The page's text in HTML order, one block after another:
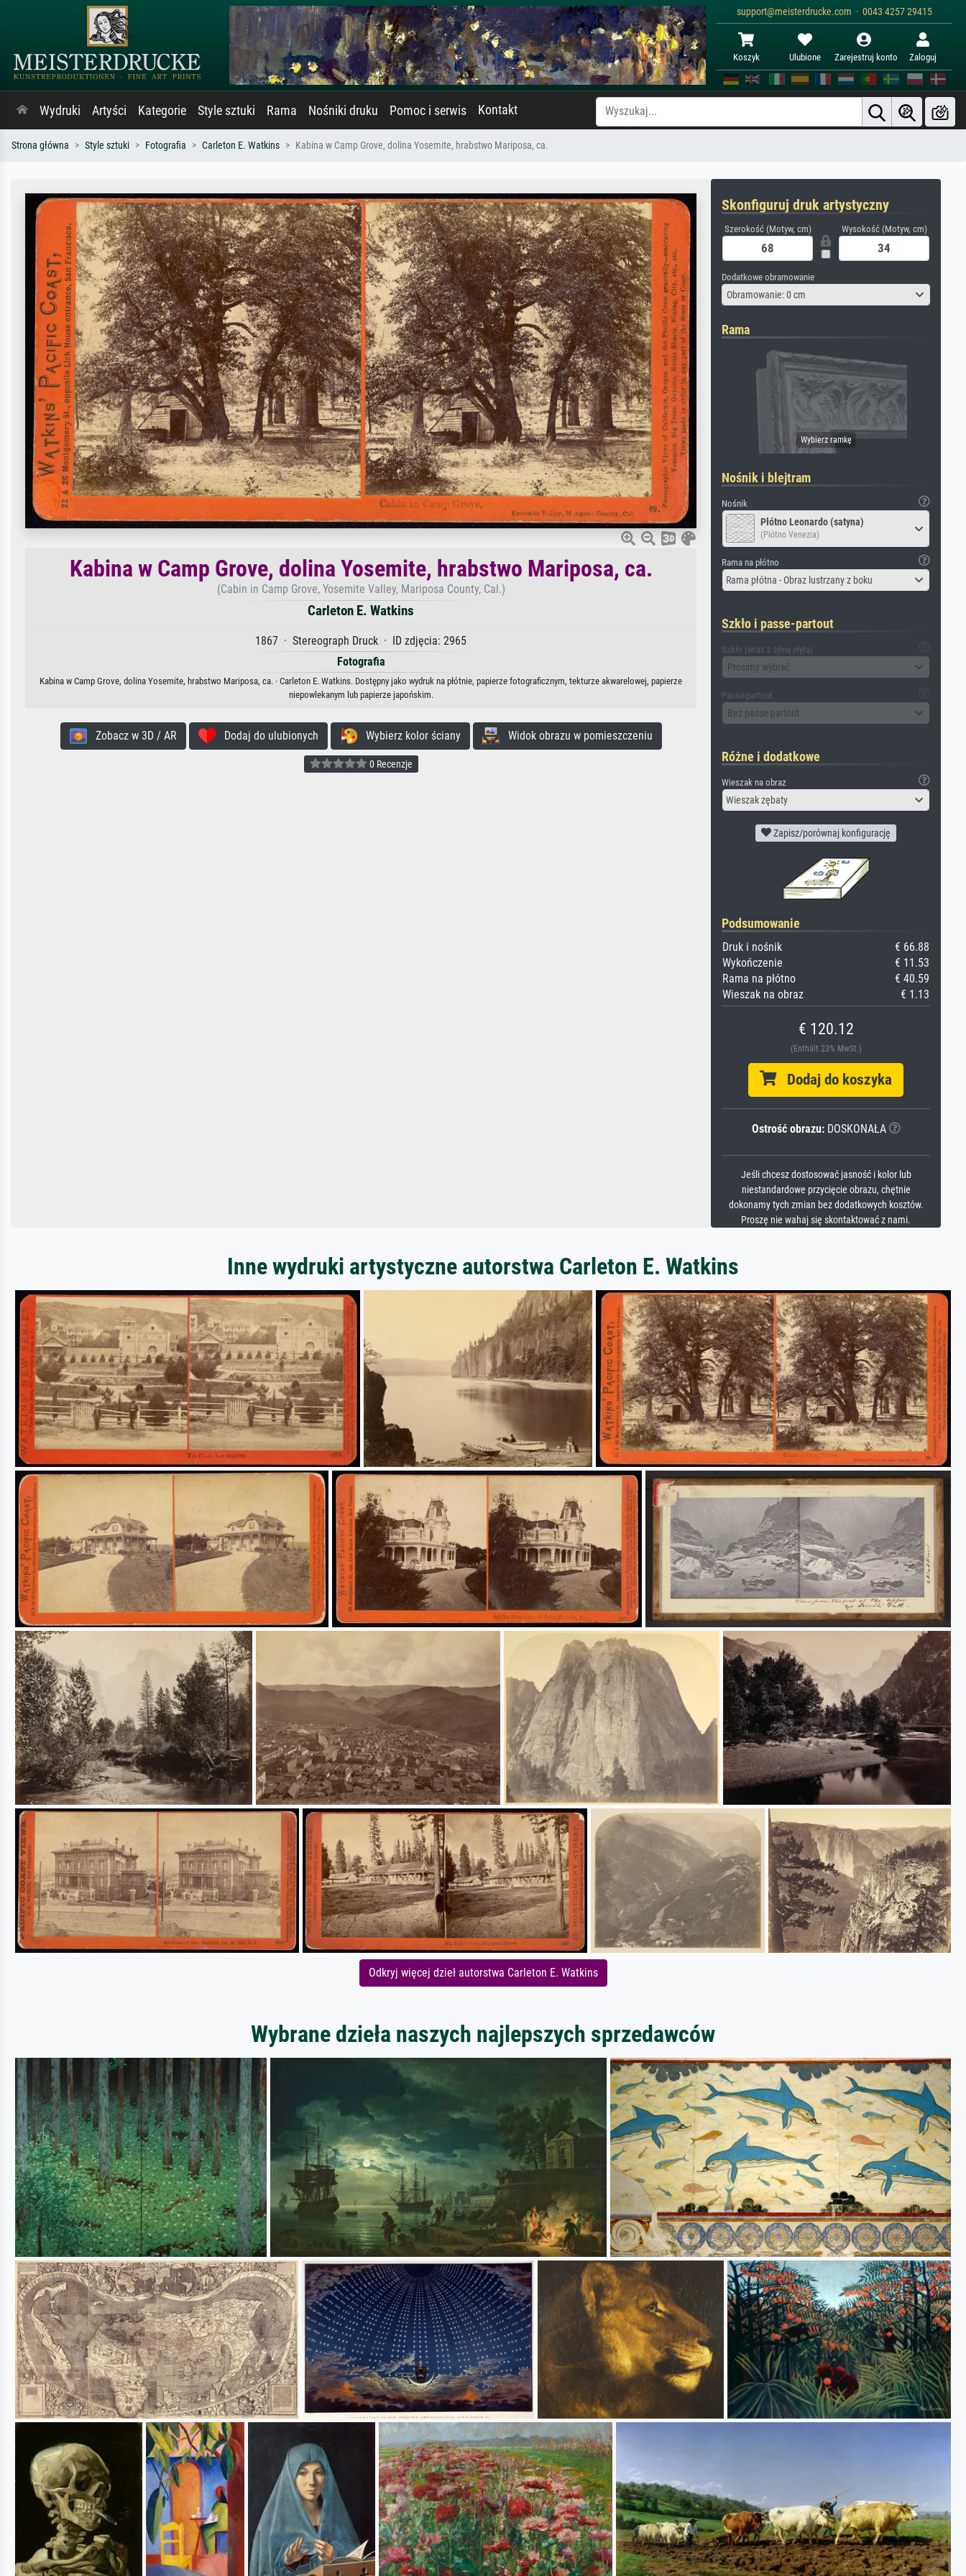
support@meisterdrucke.com · 0043 4257 29415
Koszyk Ulubione Zarejestruj konto Zaloguj
Wydruki Artyści Kategorie Style sztuki Rama Nośniki druku Pomoc i serwis Kontakt
Strona główna Style sztuki Fotografia Carleton E. Watkins Kabina w Camp Grove, dolina Yosemite, hrabstwo Mariposa, ca.
Kabina w Camp Grove, dolina Yosemite, hrabstwo Mariposa, ca.
(Cabin in Camp Grove, Yosemite Valley, Mariposa County, Cal.)
Carleton E. Watkins
1867 · Stereograph Druck · ID zdjęcia: 2965
Fotografia
Kabina w Camp Grove, dolina Yosemite, hrabstwo Mariposa, ca. · Carleton E. Watkins. Dostępny jako wydruk na płótnie, papierze fotograficznym, tekturze akwarelowej, papierze
niepowlekanym lub papierze japońskim.
Zobacz w 3D / AR Dodaj do ulubionych Wybierz kolor ściany Widok obrazu w pomieszczeniu
0 Recenzje
Skonfiguruj druk artystyczny
Szerokość (Motyw, cm) Wysokość (Motyw, cm)
Dodatkowe obramowanie
Obramowanie: 0 cm
Rama
Nośnik i blejtram
Nośnik
Płótno Leonardo (satyna)
(Płótno Venezia)
Rama na płótno
Rama płótna - Obraz lustrzany z boku
Szkło i passe-partout
Szkło (wraz z tylną płytą)
Prosimy wybrać
Passe-partout
Bez passe-partout
Różne i dodatkowe
Wieszak na obraz
Wieszak zębaty
Zapisz/porównaj konfigurację
Podsumowanie
Druk i nośnik
€ 66.88
Wykończenie
€ 11.53
Rama na płótno
€ 40.59
Wieszak na obraz
€ 1.13
€ 120.12
(Enthält 23% MwSt.)
Dodaj do koszyka
Ostrość obrazu:DOSKONAŁA
Jeśli chcesz dostosować jasność i kolor lub
niestandardowe przycięcie obrazu, chętnie
dokonamy tych zmian bez dodatkowych kosztów.
Proszę nie wahaj się skontaktować z nami.
Inne wydruki artystyczne autorstwa Carleton E. Watkins
Odkryj więcej dzieł autorstwa Carleton E. Watkins
Wybrane dzieła naszych najlepszych sprzedawców